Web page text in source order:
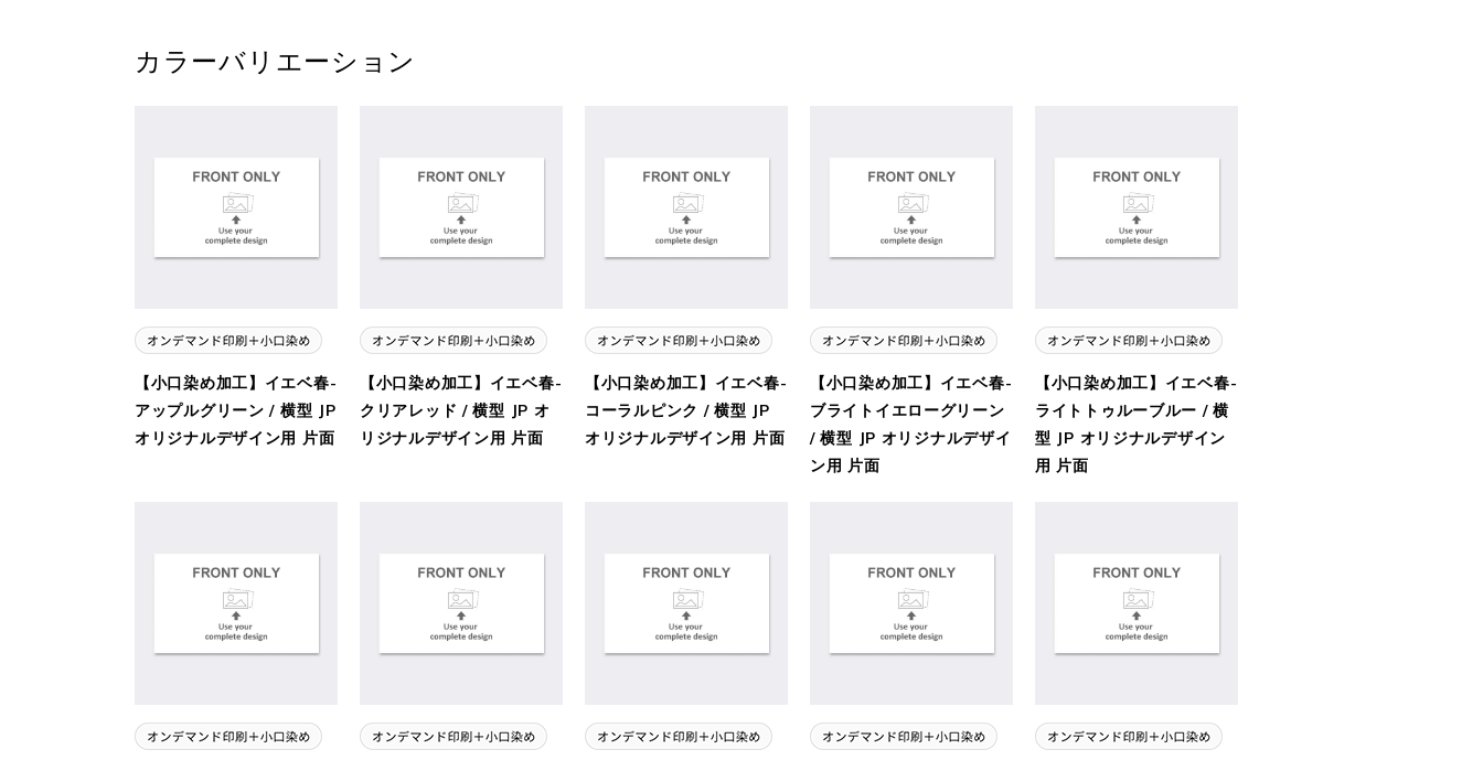
カラーバリエーション
【小口染め加工】イエベ春-
アップルグリーン / 横型 JP
オリジナルデザイン用 片面
【小口染め加工】イエベ春-
クリアレッド / 横型 JP オ
リジナルデザイン用 片面
【小口染め加工】イエベ春-
コーラルピンク / 横型 JP
オリジナルデザイン用 片面
【小口染め加工】イエベ春-
ブライトイエローグリーン
/ 横型 JP オリジナルデザイ
ン用 片面
【小口染め加工】イエベ春-
ライトトゥルーブルー / 横
型 JP オリジナルデザイン
用 片面